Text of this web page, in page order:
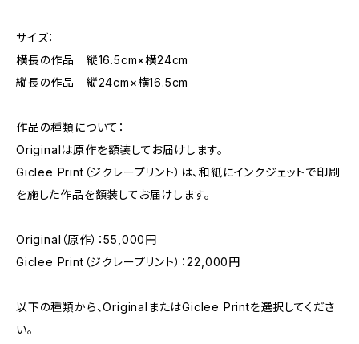
サイズ：
横長の作品 縦16.5cm×横24cm
縦長の作品 縦24cm×横16.5cm
作品の種類について：
Originalは原作を額装してお届けします。
Giclee Print（ジクレープリント）は、和紙にインクジェットで印刷
を施した作品を額装してお届けします。
Original（原作）：55,000円
Giclee Print（ジクレープリント）：22,000円
以下の種類から、OriginalまたはGiclee Printを選択してくださ
い。